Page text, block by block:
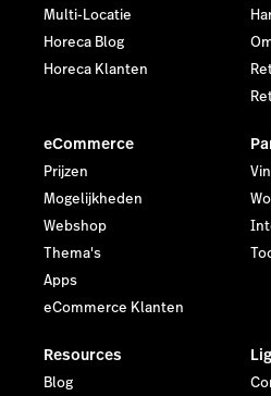
Multi-Locatie
Horeca Blog
Horeca Klanten
eCommerce
Prijzen
Mogelijkheden
Webshop
Thema's
Apps
eCommerce Klanten
Resources
Blog